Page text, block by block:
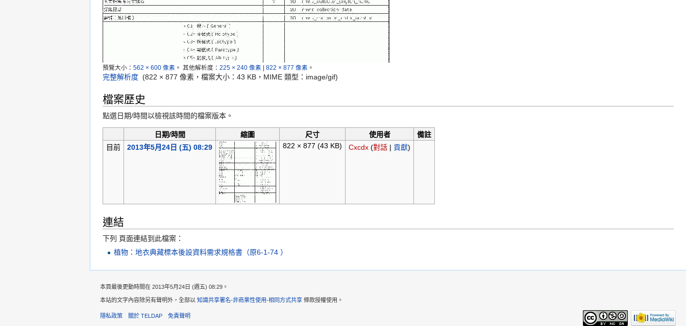
預覽大小： 562 × 600 像素 。 其他解析度： 225 × 240 像素 822 × 877 像素 。
完整解析度 (822 × 877 像素，檔案大小：43 KB，MIME 類型： image/gif)
檔案歷史
點選日期/時間以檢視該時間的檔案版本。
日期/時間 縮圖 尺寸 使用者
備註
目前
2013年5月24日 (五) 08:29 822 × 877 (43 KB) Cxcdx(對話| 貢獻)
連結
下列 頁面連結到此檔案：
植物：地衣典藏標本後設資料需求規格書（原6-1-74 ）
本頁最後更動時間在 2013年5月24日 (週五) 08:29。
本站的文字內容除另有聲明外，全部以 知識共享署名-非商業性使用-相同方式共享 條款授權使用。
隱私政策 關於 TELDAP 免責聲明